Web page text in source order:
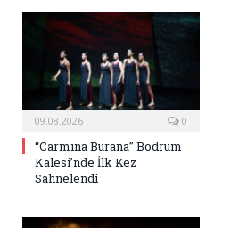
09.08.2026 0
“Carmina Burana” Bodrum
Kalesi’nde İlk Kez
Sahnelendi